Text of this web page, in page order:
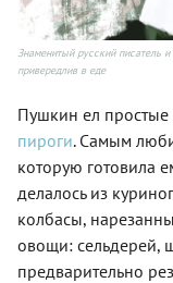
Знаменитый русский писатель
привередлив в еде
Пушкин ел простые
пироги. Самым
которую готовила
делалось из
колбасы,
овощи: сельдерей,
предварительно